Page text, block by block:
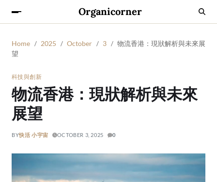
Organicorner
Home 2025 October 3
物流香港：現狀解析與未來展
望
科技與創新
物流香港：現狀解析與未來
展望
BY快活 小宇宙 OCTOBER 3, 2025 0